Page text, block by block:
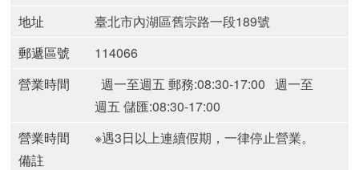
地址
臺北市內湖區舊宗路一段189號
郵遞區號
114066
營業時間
週一至週五 郵務:08:30-17:00 週一至
週五 儲匯:08:30-17:00
營業時間
備註
※遇3日以上連續假期，一律停止營業。